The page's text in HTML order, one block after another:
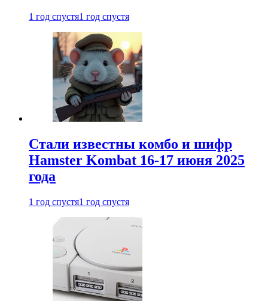
1 год спустя1 год спустя
Стали известны комбо и шифр
Hamster Kombat 16-17 июня 2025
года
1 год спустя1 год спустя